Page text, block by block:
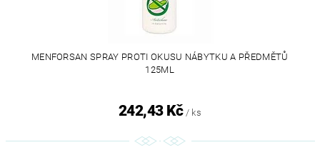
MENFORSAN SPRAY PROTI OKUSU NÁBYTKU A PŘEDMĚTŮ
125ML
242,43 Kč / ks